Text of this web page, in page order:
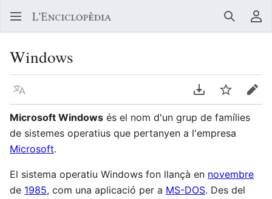
Buscar
Windows
Llegir en un atre idioma Descarregar en
Vigilar
Microsoft Windows és el nom d'un grup de famílies
de sistemes operatius que pertanyen a l'empresa
Microsoft.
El sistema operatiu Windows fon llançà en novembre
de 1985, com una aplicació per a MS-DOS. Des del